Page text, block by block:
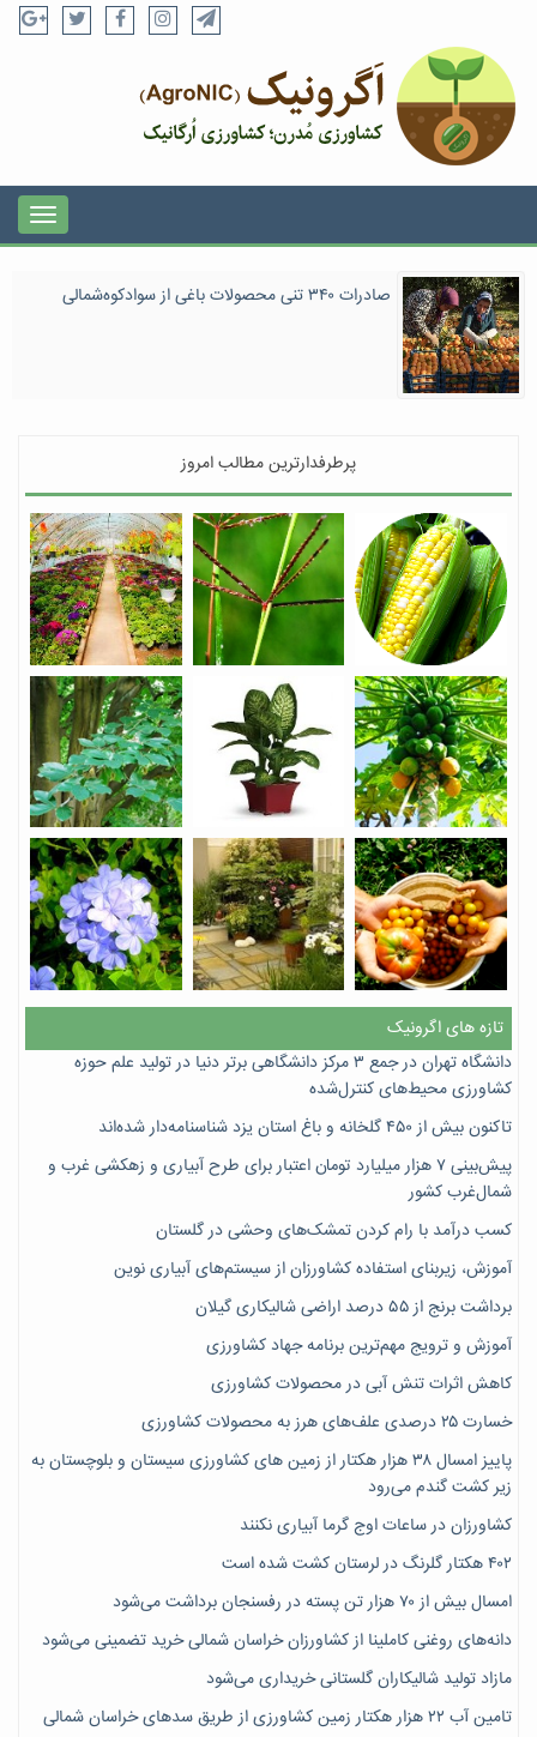
صادرات ۳۴۰ تنی محصولات باغی از سوادکوه‌شمالی
پرطرفدارترین مطالب امروز
تازه های اگرونیک
دانشگاه تهران در جمع ۳ مرکز دانشگاهی برتر دنیا در تولید علم حوزه
کشاورزی محیط‌های کنترل‌شده
تاکنون بیش از ۴۵۰ گلخانه و باغ استان یزد شناسنامه‌دار شده‌اند
پیش‌بینی ۷‌ هزار میلیارد تومان اعتبار برای طرح آبیاری و زهکشی غرب و
شمال‌غرب کشور
کسب درآمد با رام کردن تمشک‌های وحشی در گلستان
آموزش، زیربنای استفاده کشاورزان از سیستم‌های آبیاری نوین
برداشت برنج از ۵۵ درصد اراضی شالیکاری گیلان
آموزش و ترویج مهم‌ترین برنامه جهاد کشاورزی
کاهش اثرات تنش آبی در محصولات کشاورزی
خسارت ۲۵ درصدی علف‌های هرز به محصولات کشاورزی
پاییز امسال ۳۸ هزار هکتار از زمین های کشاورزی سیستان و بلوچستان به
زیر کشت گندم می‌رود
کشاورزان در ساعات اوج گرما آبیاری نکنند
۴۰۲ هکتار گلرنگ در لرستان کشت شده است
امسال بیش از ۷۰ هزار تن پسته در رفسنجان برداشت می‌شود
دانه‌های روغنی کاملینا از کشاورزان خراسان شمالی خرید تضمینی می‌شود
مازاد تولید شالیکاران گلستانی خریداری می‌شود
تامین آب ۲۲ هزار هکتار زمین کشاورزی از طریق سدهای خراسان شمالی